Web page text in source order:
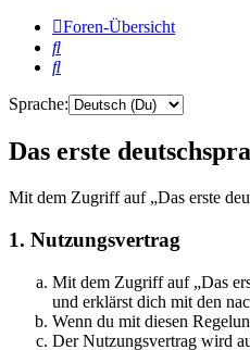
Foren-Übersicht
Suche
Suche
Sprache:
Das erste
Mit dem Zugriff auf „Das erste
1. Nutzungsvertrag
Mit dem Zugriff auf „Das
und erklärst dich mit den
Wenn du mit diesen
Der Nutzungsvertrag wird